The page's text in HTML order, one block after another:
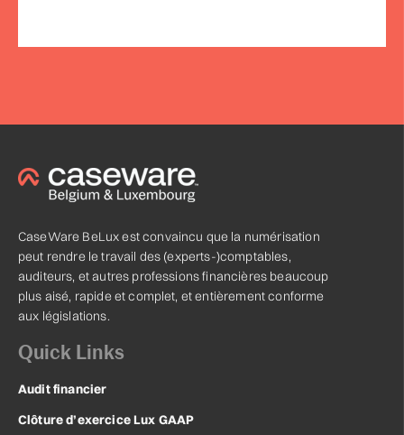
CaseWare BeLux est convaincu que la numérisation
peut rendre le travail des (experts-)comptables,
auditeurs, et autres professions financières beaucoup
plus aisé, rapide et complet, et entièrement conforme
aux législations.
Quick Links
Audit financier
Clôture d’exercice Lux GAAP